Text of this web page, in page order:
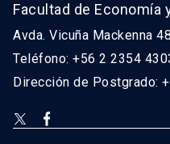
Facultad de Economía
Avda. Vicuña Mackenna
Teléfono: +56 2 2354
Dirección de Postgrado: